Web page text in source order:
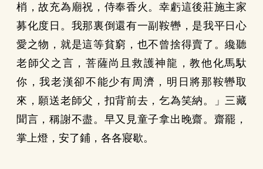
梢，故充為廟祝，侍奉香火。幸虧這後莊施主家
募化度日。我那裏倒還有一副鞍轡，是我平日心
愛之物，就是這等貧窮，也不曾捨得賣了。纔聽
老師父之言，菩薩尚且救護神龍，教他化馬馱
你，我老漢卻不能少有周濟，明日將那鞍轡取
來，願送老師父，扣背前去，乞為笑納。」三藏
聞言，稱謝不盡。早又見童子拿出晚齋。齋罷，
掌上燈，安了鋪，各各寢歇。